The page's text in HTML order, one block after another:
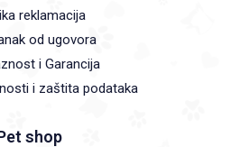
reklamacija
od ugovora
i Garancija
i zaštita podataka
shop